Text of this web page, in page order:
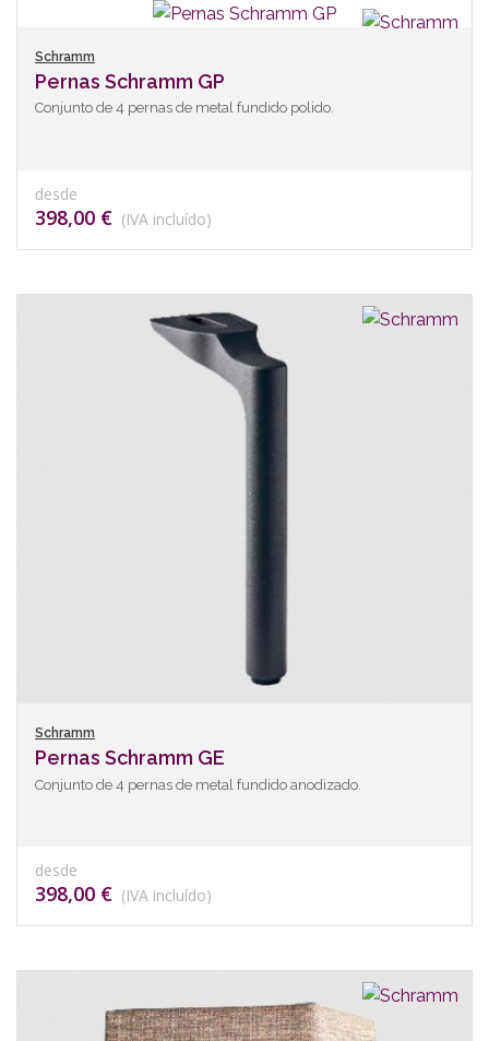
Schramm
Pernas Schramm GP
Conjunto de 4 pernas de metal fundido polido.
desde
398,00 € (IVA incluído)
Schramm
Pernas Schramm GE
Conjunto de 4 pernas de metal fundido anodizado.
desde
398,00 € (IVA incluído)